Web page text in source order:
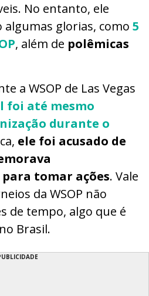
No entanto, ele
glorias, como 5
, além de polêmicas
a WSOP de Las Vegas
foi até mesmo
durante o
ele foi acusado de
tomar ações. Vale
da WSOP não
de tempo, algo que é
Brasil.